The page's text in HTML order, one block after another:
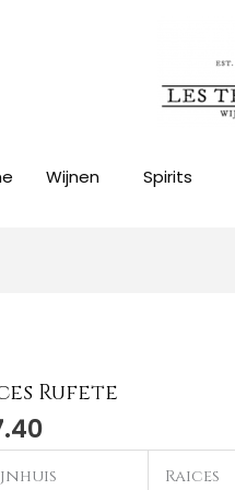
Wijnen Spirits
Rufete
Raices